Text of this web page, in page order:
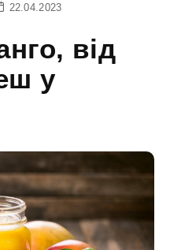
22.04.2023
від
у